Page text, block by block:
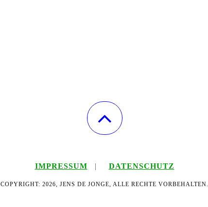
IMPRESSUM | DATENSCHUTZ
COPYRIGHT: 2026, JENS DE JONGE, ALLE RECHTE VORBEHALTEN.